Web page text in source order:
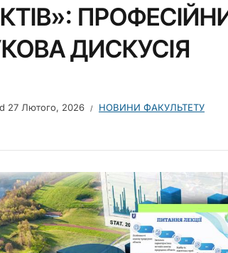
ДИСКУСІЯ
27 Лютого, 2026 НОВИНИ ФАКУЛЬТЕТУ